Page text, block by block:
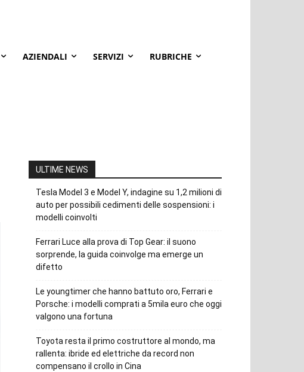
AZIENDALI SERVIZI RUBRICHE
ULTIME NEWS
Tesla Model 3 e Model Y, indagine su 1,2 milioni di
auto per possibili cedimenti delle sospensioni: i
modelli coinvolti
Ferrari Luce alla prova di Top Gear: il suono
sorprende, la guida coinvolge ma emerge un
difetto
Le youngtimer che hanno battuto oro, Ferrari e
Porsche: i modelli comprati a 5mila euro che oggi
valgono una fortuna
Toyota resta il primo costruttore al mondo, ma
rallenta: ibride ed elettriche da record non
compensano il crollo in Cina